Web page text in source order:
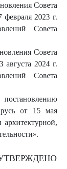
Совета
2023 г.
Совета
Совета
2024 г.
Совета
от 15 мая